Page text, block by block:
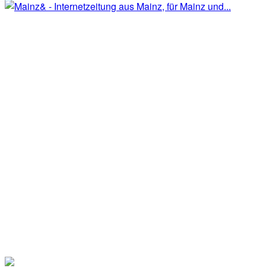
60 Jahren gestorben – Was ist die Fastnacht ohne…?